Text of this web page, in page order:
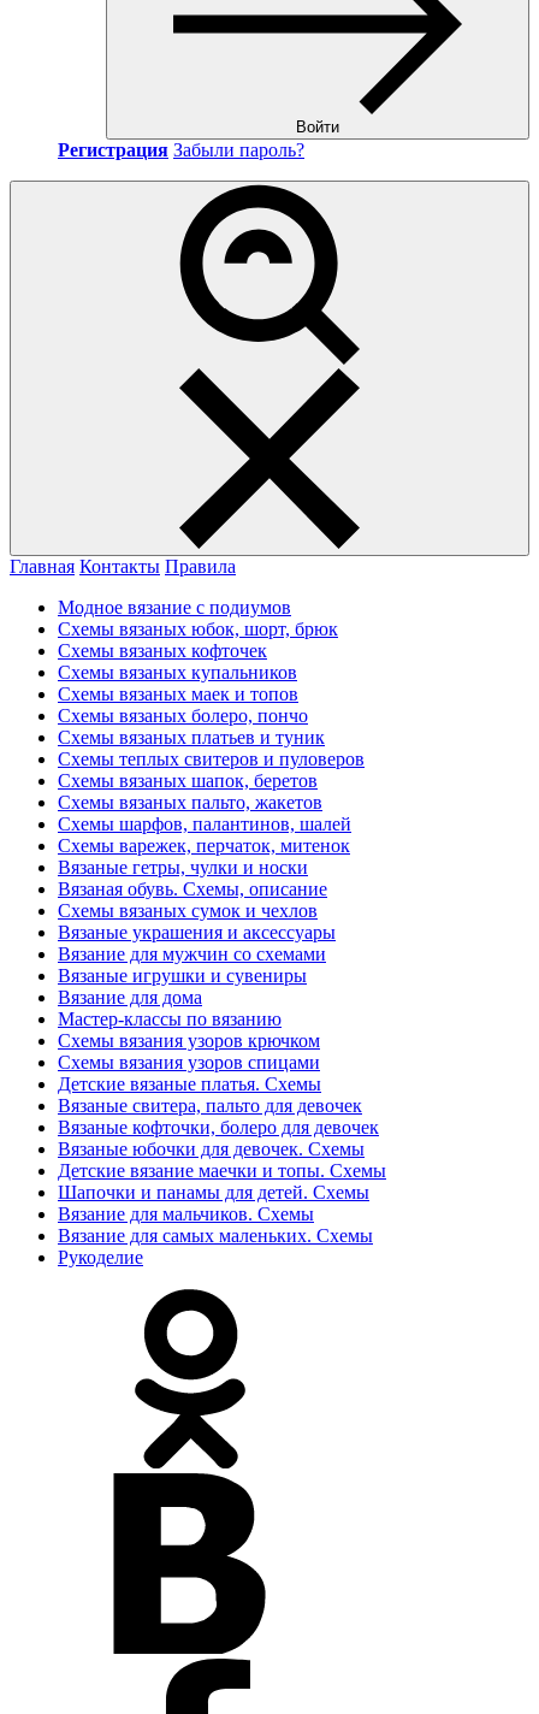
Войти
Регистрация Забыли пароль?
Главная Контакты Правила
Модное вязание с подиумов
Схемы вязаных юбок, шорт, брюк
Схемы вязаных кофточек
Схемы вязаных купальников
Схемы вязаных маек и топов
Схемы вязаных болеро, пончо
Схемы вязаных платьев и туник
Схемы теплых свитеров и пуловеров
Схемы вязаных шапок, беретов
Схемы вязаных пальто, жакетов
Схемы шарфов, палантинов, шалей
Схемы варежек, перчаток, митенок
Вязаные гетры, чулки и носки
Вязаная обувь. Схемы, описание
Схемы вязаных сумок и чехлов
Вязаные украшения и аксессуары
Вязание для мужчин со схемами
Вязаные игрушки и сувениры
Вязание для дома
Мастер-классы по вязанию
Схемы вязания узоров крючком
Схемы вязания узоров спицами
Детские вязаные платья. Схемы
Вязаные свитера, пальто для девочек
Вязаные кофточки, болеро для девочек
Вязаные юбочки для девочек. Схемы
Детские вязание маечки и топы. Схемы
Шапочки и панамы для детей. Схемы
Вязание для мальчиков. Схемы
Вязание для самых маленьких. Схемы
Рукоделие